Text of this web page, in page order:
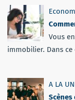
Vous
immobilier. Dans ce
A LA